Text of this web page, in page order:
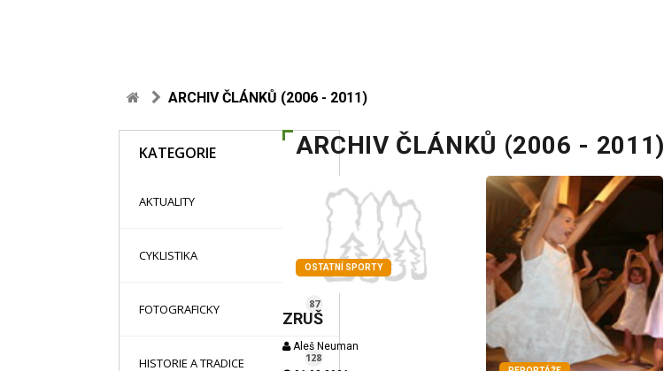
ARCHIV ČLÁNKŮ (2006 - 2011)
KATEGORIE
AKTUALITY
CYKLISTIKA
FOTOGRAFICKY 87
HISTORIE A TRADICE 128
ARCHIV ČLÁNKŮ (2006 - 2011)
OSTATNÍ SPORTY
ZRUŠ
Aleš Neuman